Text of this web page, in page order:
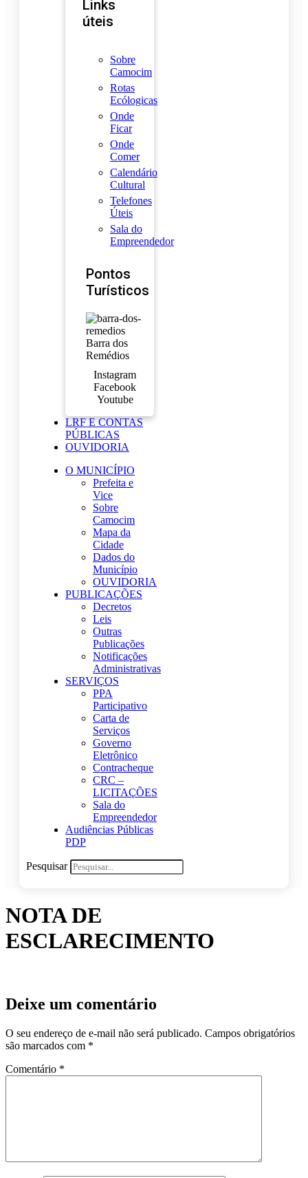
Links
úteis
Sobre
Camocim
Rotas
Ecólogicas
Onde
Ficar
Onde
Comer
Calendário
Cultural
Telefones
Úteis
Sala do
Empreendedor
Pontos
Turísticos
Barra dos
Remédios
Instagram
Facebook
Youtube
LRF E CONTAS
PÚBLICAS
OUVIDORIA
O MUNICÍPIO
Prefeita e
Vice
Sobre
Camocim
Mapa da
Cidade
Dados do
Município
OUVIDORIA
PUBLICAÇÕES
Decretos
Leis
Outras
Publicações
Notificações
Administrativas
SERVIÇOS
PPA
Participativo
Carta de
Serviços
Governo
Eletrônico
Contracheque
CRC –
LICITAÇÕES
Sala do
Empreendedor
Audiências Públicas
PDP
Pesquisar
NOTA DE
ESCLARECIMENTO
Deixe um comentário
O seu endereço de e-mail não será publicado. Campos obrigatórios
são marcados com *
Comentário *